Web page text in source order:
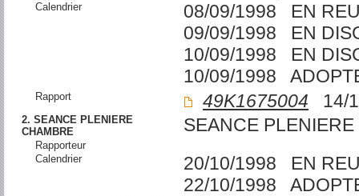
Calendrier
08/09/1998 EN
09/09/1998 EN
10/09/1998 EN
10/09/1998
Rapport 49K1675004 14/
2. SEANCE PLENIERE
CHAMBRE
SEANCE
Rapporteur
Calendrier
20/10/1998 EN
22/10/1998